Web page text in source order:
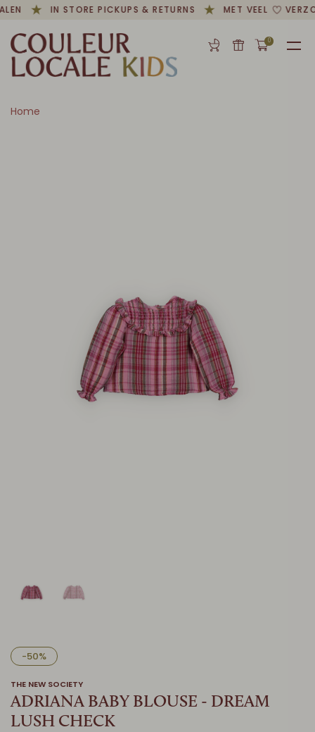
IN STORE PICKUPS & RETURNS MET VEEL
0
Home
-50%
THE NEW SOCIETY
ADRIANA BABY BLOUSE - DREAM
LUSH CHECK